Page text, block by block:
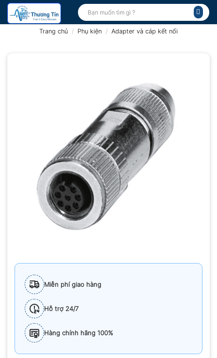
Bỏ
qua
Tìm
kiếm:
Trang chủ / Phụ kiện / Adapter và cáp kết nối
Miễn phí giao hàng
Hỗ trợ 24/7
Hàng chính hãng 100%